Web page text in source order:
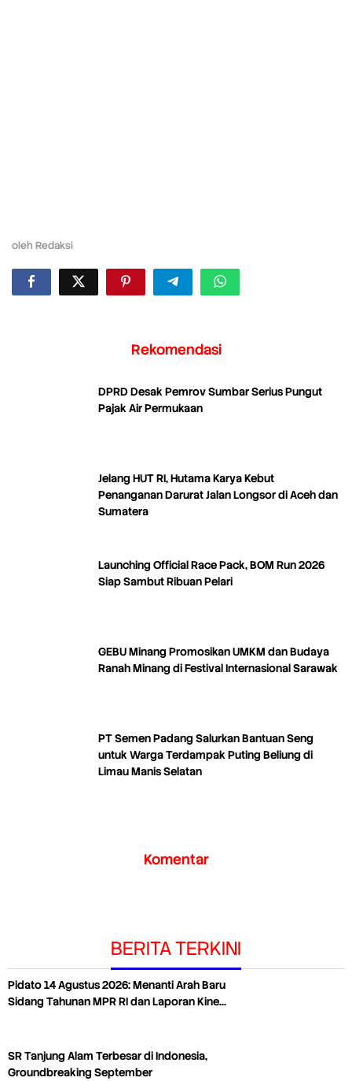
oleh Redaksi
Rekomendasi
DPRD Desak Pemrov Sumbar Serius Pungut
Pajak Air Permukaan
Jelang HUT RI, Hutama Karya Kebut
Penanganan Darurat Jalan Longsor di Aceh dan
Sumatera
Launching Official Race Pack, BOM Run 2026
Siap Sambut Ribuan Pelari
GEBU Minang Promosikan UMKM dan Budaya
Ranah Minang di Festival Internasional Sarawak
PT Semen Padang Salurkan Bantuan Seng
untuk Warga Terdampak Puting Beliung di
Limau Manis Selatan
Komentar
BERITA TERKINI
Pidato 14 Agustus 2026: Menanti Arah Baru
Sidang Tahunan MPR RI dan Laporan Kine…
SR Tanjung Alam Terbesar di Indonesia,
Groundbreaking September